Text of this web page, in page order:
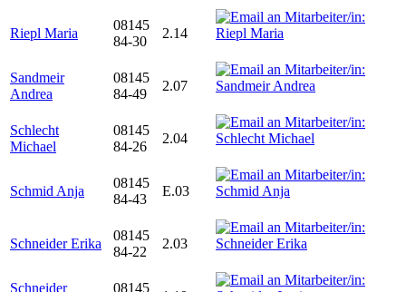
Riepl Maria
08145
84-30
2.14
Sandmeir
Andrea
08145
84-49
2.07
Schlecht
Michael
08145
84-26
2.04
Schmid Anja
08145
84-43
E.03
Schneider Erika
08145
84-22
2.03
Schneider
08145